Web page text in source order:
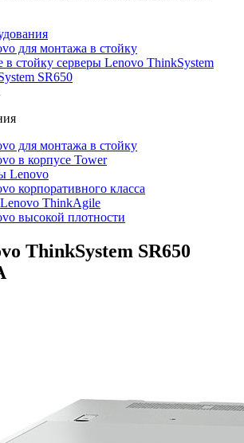
для монтажа в стойку
стойку серверы Lenovo ThinkSystem
SR650
для монтажа в стойку
в корпусе Tower
Lenovo
корпоративного класса
ThinkAgile
высокой плотности
ThinkSystem SR650